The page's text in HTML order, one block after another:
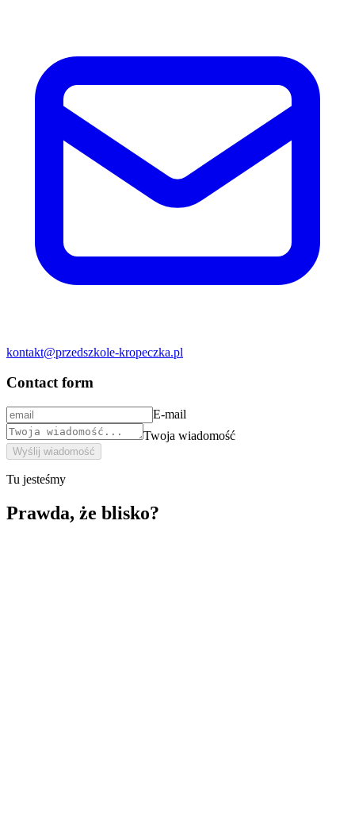
kontakt@przedszkole-kropeczka.pl
Contact form
E-mail
Twoja wiadomość
Wyślij wiadomość
Tu jesteśmy
Prawda, że blisko?